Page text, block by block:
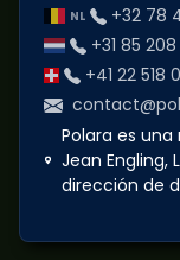
+32 78
+31 85
+41 22 518
Polara es
Jean Engling,
dirección de